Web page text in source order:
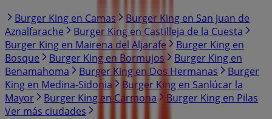
Burger King en Camas
Burger King en San Juan de
Aznalfarache
Burger King en Castilleja de la Cuesta
Burger King en Mairena del Aljarafe
Burger King en
Bosque
Burger King en Bormujos
Burger King en
Benamahoma
Burger King en Dos Hermanas
Burger
King en Medina-Sidonia
Burger King en Sanlúcar la
Mayor
Burger King en Carmona
Burger King en Pilas
Ver más ciudades